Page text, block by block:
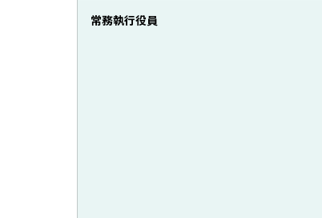
常務執行役員